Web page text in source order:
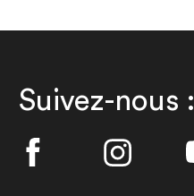
Suivez-nous :